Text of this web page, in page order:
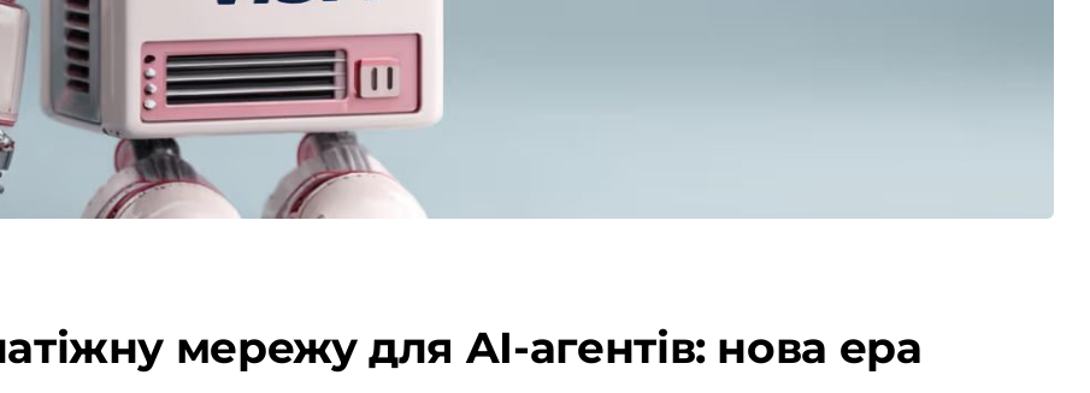
мережу для AI-агентів: нова ера